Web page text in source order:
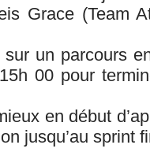
Grace (Team
un parcours
00 pour
en début
jusqu’au sprint